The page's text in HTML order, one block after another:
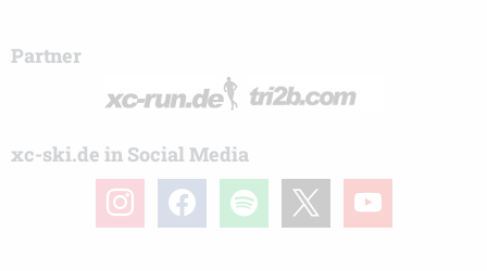
Partner
xc-ski.de in Social Media
instagramfacebook spotify youtube